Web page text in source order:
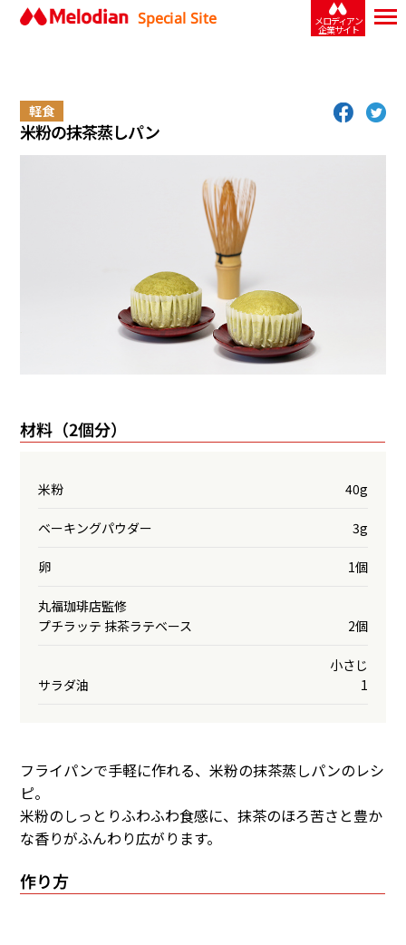
Special Site メロディアン
企業サイト
軽食
米粉の抹茶蒸しパン
材料（2個分）
米粉 40g
ベーキングパウダー 3g
卵 1個
丸福珈琲店監修
プチラッテ 抹茶ラテベース
2個
サラダ油
小さじ
1
フライパンで手軽に作れる、米粉の抹茶蒸しパンのレシ
ピ。
米粉のしっとりふわふわ食感に、抹茶のほろ苦さと豊か
な香りがふんわり広がります。
作り方